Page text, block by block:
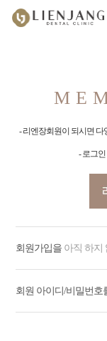
- 리엔장회원이 되시면
- 로그
회원가입을 아직 하지
회원 아이디/비밀번호